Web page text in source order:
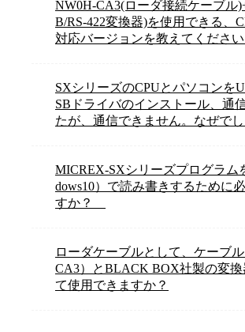
NW0H-CA3(ローダ接続ケーブル
B/RS-422変換器)を使用できる、
対応バージョンを教えてください
SXシリーズのCPUとパソコンを
SBドライバのインストール、通
たが、通信できません。なぜで
MICREX-SXシリーズプログラム
dows10）で読み書きするために
すか？
ローダケーブルとして、ケーブ
CA3）とBLACK BOX社製の変
て使用できますか？